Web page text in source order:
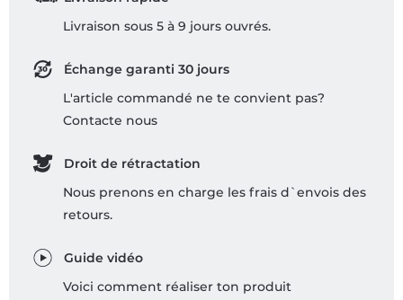
Livraison sous 5 à 9 jours ouvrés.
Échange garanti 30 jours
L'article commandé ne te convient pas?
Contacte nous
Droit de rétractation
Nous prenons en charge les frais d`envois des
retours.
Guide vidéo
Voici comment réaliser ton produit